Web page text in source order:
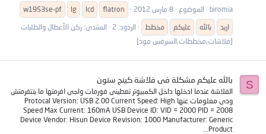
biromia
الموضوع 8 مارس 2012 flatron
lcd
lg
w1953se-pf
اريد
بالله عليكم مخطط الردود: 2 المنتدى: ركن الأعطال والطلبات
[فلاشات,مخططات,السيرفس مود]
S بالله عليكم مشكلة فى فلاشة كينج ستون
الفلاشة عندما ادخلها داخل الكمبيوتر تعطينى فورمات واجى افرمتها ما بتتفرمتش
ودى معلومات عنها Protocal Version: USB 2.00 Current Speed: High
Speed Max Current: 160mA USB Device ID: VID = 2000 PID = 2008
Device Vendor: Hisun Device Revision: 1000 Manufacturer: Generic
Product...